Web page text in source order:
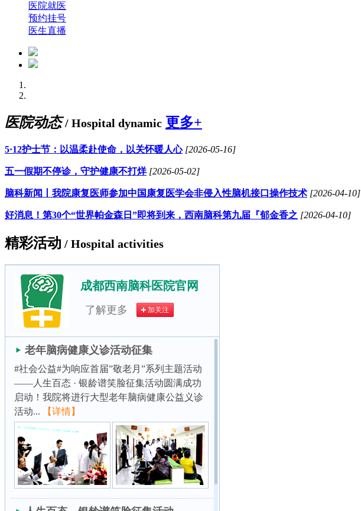
医院就医
预约挂号
医生直播
医院动态 / Hospital dynamic 更多+
5·12护士节：以温柔赴使命，以关怀暖人心 [2026-05-16]
五一假期不停诊，守护健康不打烊 [2026-05-02]
脑科新闻丨我院康复医师参加中国康复医学会非侵入性脑机接口操作技术 [2026-04-10]
好消息！第30个“世界帕金森日”即将到来，西南脑科第九届『郁金香之 [2026-04-10]
精彩活动 / Hospital activities